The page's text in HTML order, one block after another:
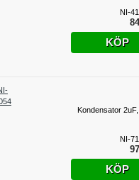
NI-
KÖP
Kondensator
NI-
KÖP